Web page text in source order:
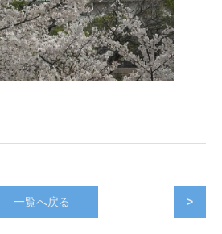
一覧へ戻る >